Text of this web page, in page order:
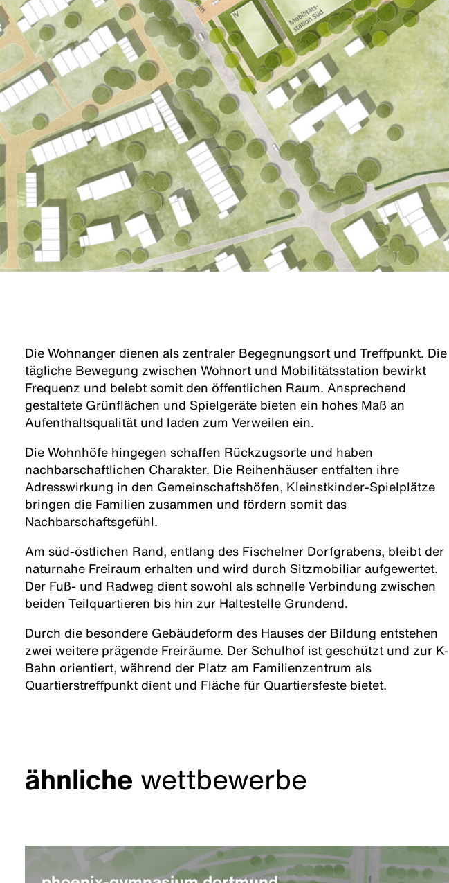
Die Wohnanger dienen als zentraler Begegnungsort und Treffpunkt. Die
tägliche Bewegung zwischen Wohnort und Mobilitätsstation bewirkt
Frequenz und belebt somit den öffentlichen Raum. Ansprechend
gestaltete Grünflächen und Spielgeräte bieten ein hohes Maß an
Aufenthaltsqualität und laden zum Verweilen ein.
Die Wohnhöfe hingegen schaffen Rückzugsorte und haben
nachbarschaftlichen Charakter. Die Reihenhäuser entfalten ihre
Adresswirkung in den Gemeinschaftshöfen, Kleinstkinder-Spielplätze
bringen die Familien zusammen und fördern somit das
Nachbarschaftsgefühl.
Am süd-östlichen Rand, entlang des Fischelner Dorfgrabens, bleibt der
naturnahe Freiraum erhalten und wird durch Sitzmobiliar aufgewertet.
Der Fuß- und Radweg dient sowohl als schnelle Verbindung zwischen
beiden Teilquartieren bis hin zur Haltestelle Grundend.
Durch die besondere Gebäudeform des Hauses der Bildung entstehen
zwei weitere prägende Freiräume. Der Schulhof ist geschützt und zur K-
Bahn orientiert, während der Platz am Familienzentrum als
Quartierstreffpunkt dient und Fläche für Quartiersfeste bietet.
ähnliche wettbewerbe